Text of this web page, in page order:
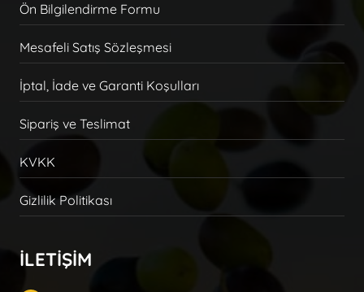
Ön Bilgilendirme Formu
Mesafeli Satış Sözleşmesi
İptal, İade ve Garanti Koşulları
Sipariş ve Teslimat
KVKK
Gizlilik Politikası
İLETİŞİM